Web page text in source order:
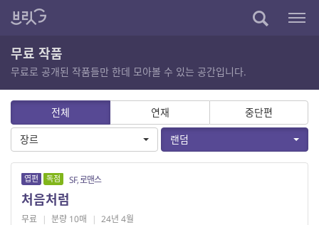
무료 작품
무료로 공개된 작품들만 한데 모아볼 수 있는 공간입니다.
전체 연재
중단편
장르
랜덤
엽편 독점 SF, 로맨스
처음처럼
무료 | 분량 10매 | 24년 4월